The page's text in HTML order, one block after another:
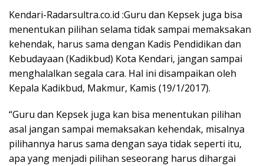
Kendari-Radarsultra.co.id :Guru dan Kepsek juga bisa
menentukan pilihan selama tidak sampai memaksakan
kehendak, harus sama dengan Kadis Pendidikan dan
Kebudayaan (Kadikbud) Kota Kendari, jangan sampai
menghalalkan segala cara. Hal ini disampaikan oleh
Kepala Kadikbud, Makmur, Kamis (19/1/2017).
“Guru dan Kepsek juga kan bisa menentukan pilihan
asal jangan sampai memaksakan kehendak, misalnya
pilihannya harus sama dengan saya tidak seperti itu,
apa yang menjadi pilihan seseorang harus dihargai